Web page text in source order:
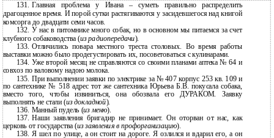
131.
Главная проблема у Ивана – суметь правильно распределить
драгоценное время. И порой сутки растягиваются у засидевшегося над книгой
комсорга до двадцати семи часов.
132. У нас в питомнике много собак, но в основном мы питаемся за счет
клубного собаководства (из радиопередачи).
133. Отличились повара местного треста столовых. Во время работы
выставки можно было продегустировать их, посоветоваться с кулинарами.
134. Уже второй месяц не справляются со своими планами аптека № 64 и
совхоз по валовому надою молока.
135. При выполнении заявки по электрике за № 407 корпус 253 кв. 109 и
по сантехнике № 518 адрес тот же сантехника Юрьева Б.В. покусала собака,
вместо того, чтобы извиниться, она обозвала его ДУРАКОМ. Заявку
выполнять не стали (из докладной).
136. Манный пудель (из меню).
137. Наши заявления бригадир не принимает. Он оторван от нас, как
церковь от государства (из заявления в профорганизацию).
138. Я шел по улице, а он стоит на дороге. Я озлился и вдарил его, а он